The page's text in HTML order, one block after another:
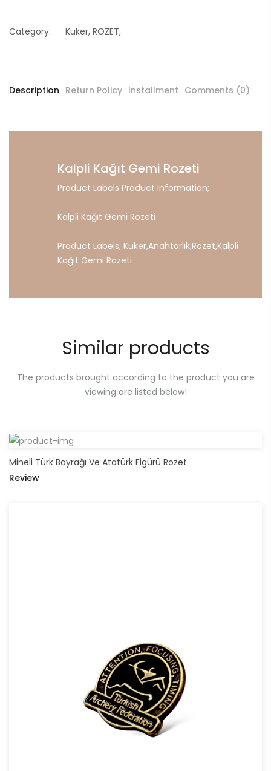
Category: Kuker, ROZET,
Description Return Policy Installment Comments (0)
Kalpli Kağıt Gemi Rozeti
Product Labels Product Information;
Kalpli Kağıt Gemi Rozeti
Product Labels; Kuker,Anahtarlık,Rozet,Kalpli
Kağıt Gemi Rozeti
Similar products
The products brought according to the product you are
viewing are listed below!
Mineli Türk Bayrağı Ve Atatürk Figürü Rozet
Review